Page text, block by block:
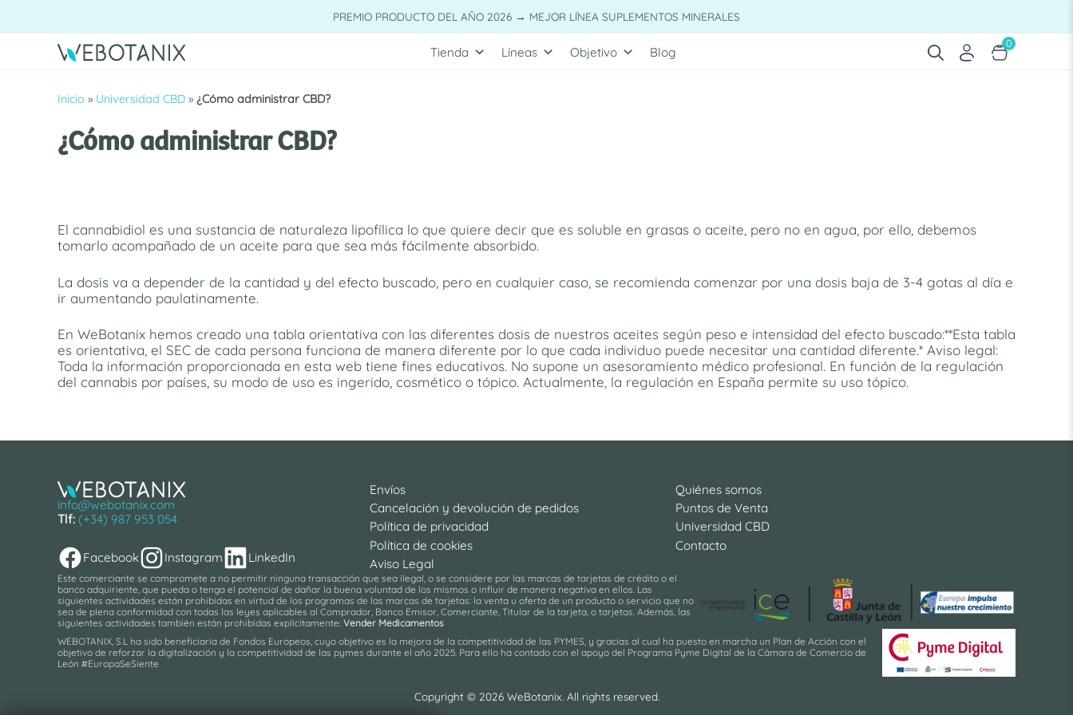
contenido
PREMIO PRODUCTO DEL AÑO 2026 → MEJOR LÍNEA SUPLEMENTOS MINERALES
Tienda Líneas Objetivo Blog
0
Inicio » Universidad CBD » ¿Cómo administrar CBD?
¿Cómo administrar CBD?
El cannabidiol es una sustancia de naturaleza lipofílica lo que quiere decir que es soluble en grasas o aceite, pero no en agua, por ello, debemos
tomarlo acompañado de un aceite para que sea más fácilmente absorbido.
La dosis va a depender de la cantidad y del efecto buscado, pero en cualquier caso, se recomienda comenzar por una dosis baja de 3-4 gotas al día e
ir aumentando paulatinamente.
En WeBotanix hemos creado una tabla orientativa con las diferentes dosis de nuestros aceites según peso e intensidad del efecto buscado:**Esta tabla
es orientativa, el SEC de cada persona funciona de manera diferente por lo que cada individuo puede necesitar una cantidad diferente.* Aviso legal:
Toda la información proporcionada en esta web tiene fines educativos. No supone un asesoramiento médico profesional. En función de la regulación
del cannabis por países, su modo de uso es ingerido, cosmético o tópico. Actualmente, la regulación en España permite su uso tópico.
info@webotanix.com
Tlf: (+34) 987 953 054
Facebook Instagram LinkedIn
Envíos
Cancelación y devolución de pedidos
Política de privacidad
Política de cookies
Aviso Legal
Quiénes somos
Puntos de Venta
Universidad CBD
Contacto
Este comerciante se compromete a no permitir ninguna transacción que sea ilegal, o se considere por las marcas de tarjetas de crédito o el
banco adquiriente, que pueda o tenga el potencial de dañar la buena voluntad de los mismos o influir de manera negativa en ellos. Las
siguientes actividades están prohibidas en virtud de los programas de las marcas de tarjetas: la venta u oferta de un producto o servicio que no
sea de plena conformidad con todas las leyes aplicables al Comprador, Banco Emisor, Comerciante, Titular de la tarjeta, o tarjetas. Además, las
siguientes actividades también están prohibidas explícitamente: Vender Medicamentos
WEBOTANIX, S.L ha sido beneficiaria de Fondos Europeos, cuyo objetivo es la mejora de la competitividad de las PYMES, y gracias al cual ha puesto en marcha un Plan de Acción con el
objetivo de reforzar la digitalización y la competitividad de las pymes durante el año 2025. Para ello ha contado con el apoyo del Programa Pyme Digital de la Cámara de Comercio de
León #EuropaSeSiente
Copyright © 2026 WeBotanix. All rights reserved.